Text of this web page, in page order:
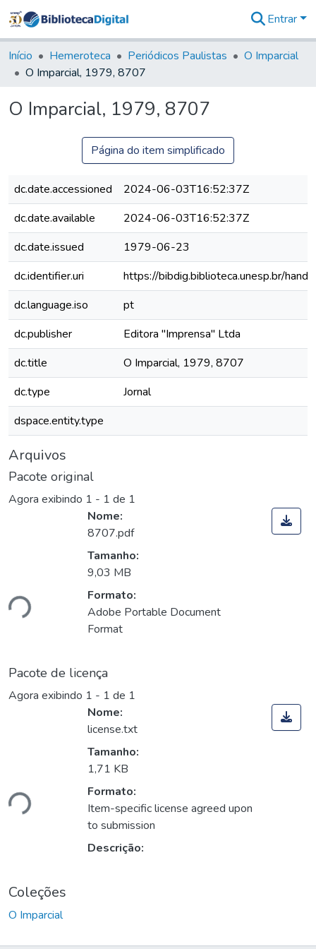
&
Coleções
Tudo na
Digital
Entrar
Início Hemeroteca Periódicos Paulistas
O Imparcial
O Imparcial, 1979, 8707
O Imparcial, 1979, 8707
Página do item simplificado
dc.date.accessioned
2024-06-03T16:52:37Z
dc.date.available
2024-06-03T16:52:37Z
dc.date.issued
1979-06-23
dc.identifier.uri
https://bibdig.biblioteca.unesp.br/
dc.language.iso
pt
dc.publisher
Editora "Imprensa" Ltda
dc.title
O Imparcial, 1979, 8707
dc.type
Jornal
dspace.entity.type
Arquivos
Pacote original
Agora exibindo 1 - 1 de 1
Nome:
8707.pdf
Tamanho:
9,03 MB
Formato:
Adobe Portable Document
Format
Pacote de licença
Agora exibindo 1 - 1 de 1
Nome:
license.txt
Tamanho:
1,71 KB
Formato:
Item-specific license agreed upon
to submission
Descrição:
Coleções
O Imparcial